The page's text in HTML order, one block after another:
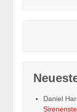
Daniel